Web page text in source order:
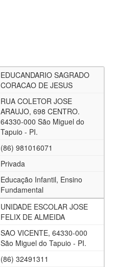
EDUCANDARIO SAGRADO
CORACAO DE JESUS
RUA COLETOR JOSE
ARAUJO, 698 CENTRO.
64330-000 São Miguel do
Tapuio - PI.
(86) 981016071
Privada
Educação Infantil, Ensino
Fundamental
UNIDADE ESCOLAR JOSE
FELIX DE ALMEIDA
SAO VICENTE, 64330-000
São Miguel do Tapuio - PI.
(86) 32491311